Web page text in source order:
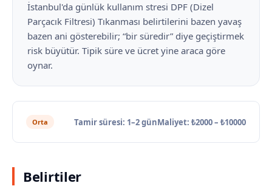
İstanbul'da günlük kullanım stresi DPF (Dizel
Parçacık Filtresi) Tıkanması belirtilerini bazen yavaş
bazen ani gösterebilir; “bir süredir” diye geçiştirmek
risk büyütür. Tipik süre ve ücret yine araca göre
oynar.
Orta Tamir süresi: 1–2 günMaliyet: ₺2000 – ₺10000
Belirtiler